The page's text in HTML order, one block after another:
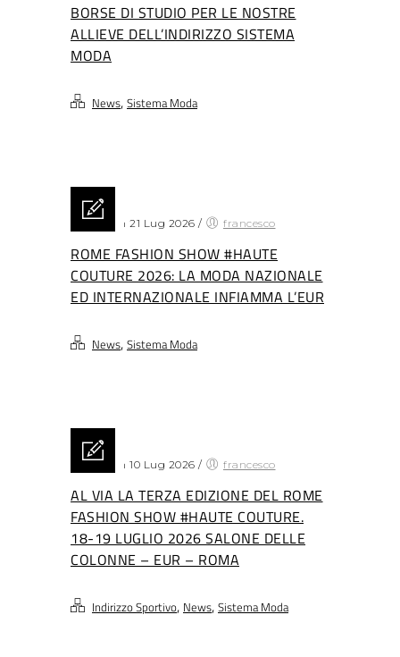
BORSE DI STUDIO PER LE NOSTRE
ALLIEVE DELL’INDIRIZZO SISTEMA
MODA
News, Sistema Moda
Posted on 21 Lug 2026 / francesco
ROME FASHION SHOW #HAUTE
COUTURE 2026: LA MODA NAZIONALE
ED INTERNAZIONALE INFIAMMA L’EUR
News, Sistema Moda
Posted on 10 Lug 2026 / francesco
AL VIA LA TERZA EDIZIONE DEL ROME
FASHION SHOW #HAUTE COUTURE.
18-19 LUGLIO 2026 SALONE DELLE
COLONNE – EUR – ROMA
Indirizzo Sportivo, News, Sistema Moda